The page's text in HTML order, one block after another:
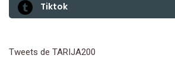
Tiktok
Tweets de TARIJA200